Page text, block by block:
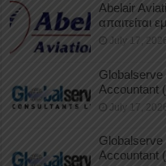
Abelair
απαιτείται
July 17, 2026
Globalserve
Accountant
July 17,
Globalserve
Accountant